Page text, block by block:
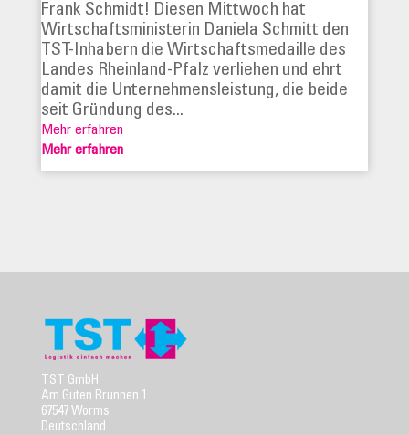
Frank Schmidt! Diesen Mittwoch hat
Wirtschaftsministerin Daniela Schmitt den
TST-Inhabern die Wirtschaftsmedaille des
Landes Rheinland-Pfalz verliehen und ehrt
damit die Unternehmensleistung, die beide
seit Gründung des...
Mehr erfahren
Mehr erfahren
TST GmbH
Am Guten Brunnen 1
67547 Worms
Deutschland